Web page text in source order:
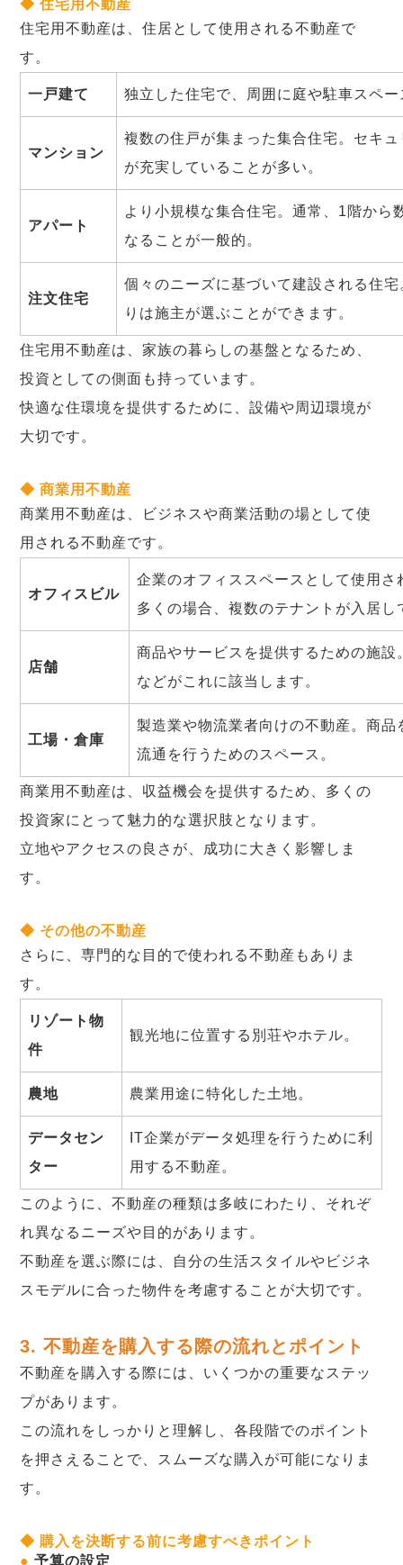
◆ 住宅用不動産
住宅用不動産は、住居として使用される不動産で
す。
一戸建て 独立した住宅で、周囲に庭や駐車スペ
マンション
複数の住戸が集まった集合住宅。セキ
が充実していることが多い。
アパート
より小規模な集合住宅。通常、1階から
なることが一般的。
注文住宅
個々のニーズに基づいて建設される住
りは施主が選ぶことができます。
住宅用不動産は、家族の暮らしの基盤となるため、
投資としての側面も持っています。
快適な住環境を提供するために、設備や周辺環境が
大切です。
◆ 商業用不動産
商業用不動産は、ビジネスや商業活動の場として使
用される不動産です。
オフィスビル
企業のオフィススペースとして使用さ
多くの場合、複数のテナントが入居し
店舗
商品やサービスを提供するための施設
などがこれに該当します。
工場・倉庫
製造業や物流業者向けの不動産。商品
流通を行うためのスペース。
商業用不動産は、収益機会を提供するため、多くの
投資家にとって魅力的な選択肢となります。
立地やアクセスの良さが、成功に大きく影響しま
す。
◆ その他の不動産
さらに、専門的な目的で使われる不動産もありま
す。
リゾート物
件
観光地に位置する別荘やホテル。
農地 農業用途に特化した土地。
データセン
ター
IT企業がデータ処理を行うために利
用する不動産。
このように、不動産の種類は多岐にわたり、それぞ
れ異なるニーズや目的があります。
不動産を選ぶ際には、自分の生活スタイルやビジネ
スモデルに合った物件を考慮することが大切です。
3. 不動産を購入する際の流れとポイント
不動産を購入する際には、いくつかの重要なステッ
プがあります。
この流れをしっかりと理解し、各段階でのポイント
を押さえることで、スムーズな購入が可能になりま
す。
◆ 購入を決断する前に考慮すべきポイント
● 予算の設定